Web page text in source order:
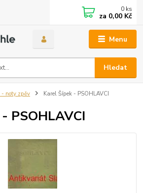
Menu
Hledat
0 ks
za 0,00 Kč
noty zpěv Karel Šípek - PSOHLAVCI
PSOHLAVCI